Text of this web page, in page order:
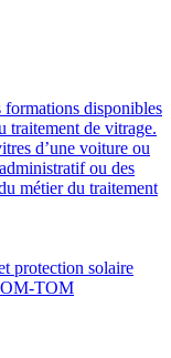
formations disponibles
traitement de vitrage.
d’une voiture ou
ou des
métier du traitement
protection solaire
TOM